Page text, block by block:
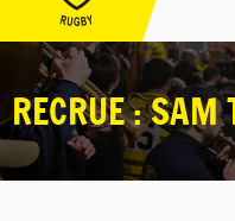
RECRUE :